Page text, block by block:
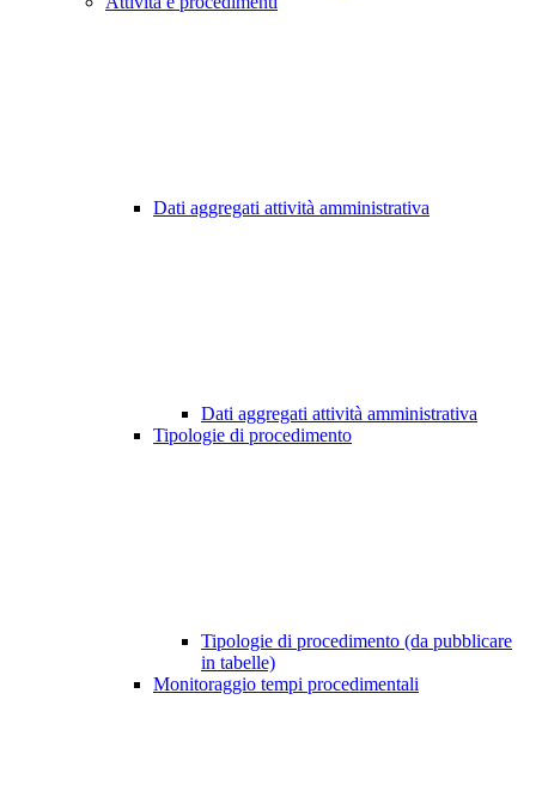
Dati aggregati attività amministrativa
Dati aggregati attività amministrativa
Tipologie di procedimento
Tipologie di procedimento (da pubblicare
in tabelle)
Monitoraggio tempi procedimentali